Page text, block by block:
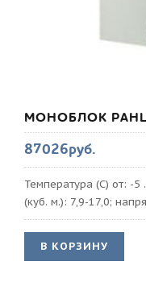
МОНОБЛОК
87026руб.
Температура (С) от: -
(куб. м.): 7,9-17,0;
В КОРЗИНУ